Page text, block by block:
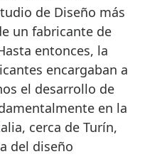
de Diseño más
un fabricante de
entonces, la
encargaban a
el desarrollo de
en la
cerca de Turín,
del diseño